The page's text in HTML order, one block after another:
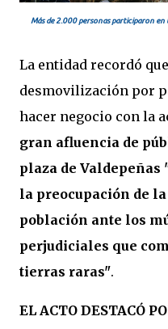
Más de 2.000 personas participaron
La entidad recordó
desmovilización por
hacer negocio con la
gran afluencia de
plaza de Valdepeñas
la preocupación de
población ante los
perjudiciales que
tierras raras".
EL ACTO DESTACÓ